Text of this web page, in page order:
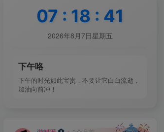
07 : 18 : 43
2026年8月7日星期五
下午咯
下午的时光如此宝贵，不要让它白白流逝，
加油向前冲！